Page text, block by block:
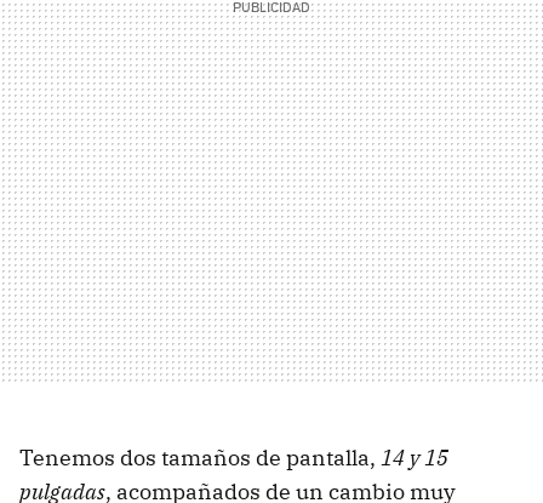
Tenemos dos tamaños de pantalla, 14 y 15
pulgadas, acompañados de un cambio muy